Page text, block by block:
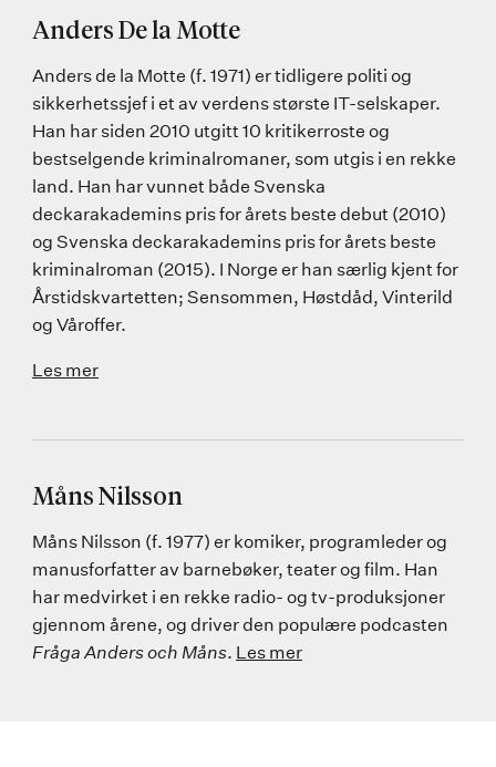
Anders De la Motte
Anders de la Motte (f. 1971) er tidligere politi og
sikkerhetssjef i et av verdens største IT-selskaper.
Han har siden 2010 utgitt 10 kritikerroste og
bestselgende kriminalromaner, som utgis i en rekke
land. Han har vunnet både Svenska
deckarakademins pris for årets beste debut (2010)
og Svenska deckarakademins pris for årets beste
kriminalroman (2015). I Norge er han særlig kjent for
Årstidskvartetten; Sensommen, Høstdåd, Vinterild
og Våroffer.
Les mer
Måns Nilsson
Måns Nilsson (f. 1977) er komiker, programleder og
manusforfatter av barnebøker, teater og film. Han
har medvirket i en rekke radio- og tv-produksjoner
gjennom årene, og driver den populære podcasten
Fråga Anders och Måns. Les mer